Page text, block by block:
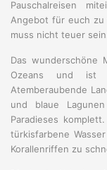
Pauschalreisen
Angebot für euch
muss nicht teuer sein.
Das wunderschöne
Ozeans und ist
Atemberaubende
und blaue
Paradieses
türkisfarbene
Korallenriffen zu